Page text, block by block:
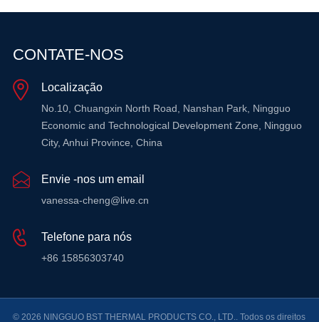
CONTATE-NOS
Localização
No.10, Chuangxin North Road, Nanshan Park, Ningguo
Economic and Technological Development Zone, Ningguo
City, Anhui Province, China
Envie -nos um email
vanessa-cheng@live.cn
Telefone para nós
+86 15856303740
© 2026 NINGGUO BST THERMAL PRODUCTS CO., LTD.. Todos os direitos